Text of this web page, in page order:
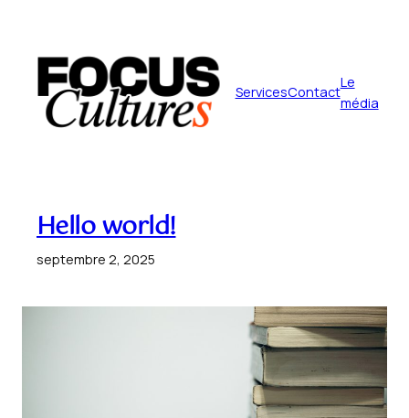
contenu
ServicesContact
Le
média
Hello world!
septembre 2, 2025